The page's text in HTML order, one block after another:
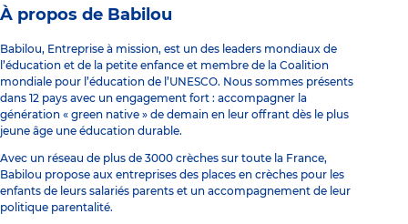
À propos de Babilou
Babilou, Entreprise à mission, est un des leaders mondiaux de
l’éducation et de la petite enfance et membre de la Coalition
mondiale pour l’éducation de l’UNESCO. Nous sommes présents
dans 12 pays avec un engagement fort : accompagner la
génération « green native » de demain en leur offrant dès le plus
jeune âge une éducation durable.
Avec un réseau de plus de 3000 crèches sur toute la France,
Babilou propose aux entreprises des places en crèches pour les
enfants de leurs salariés parents et un accompagnement de leur
politique parentalité.